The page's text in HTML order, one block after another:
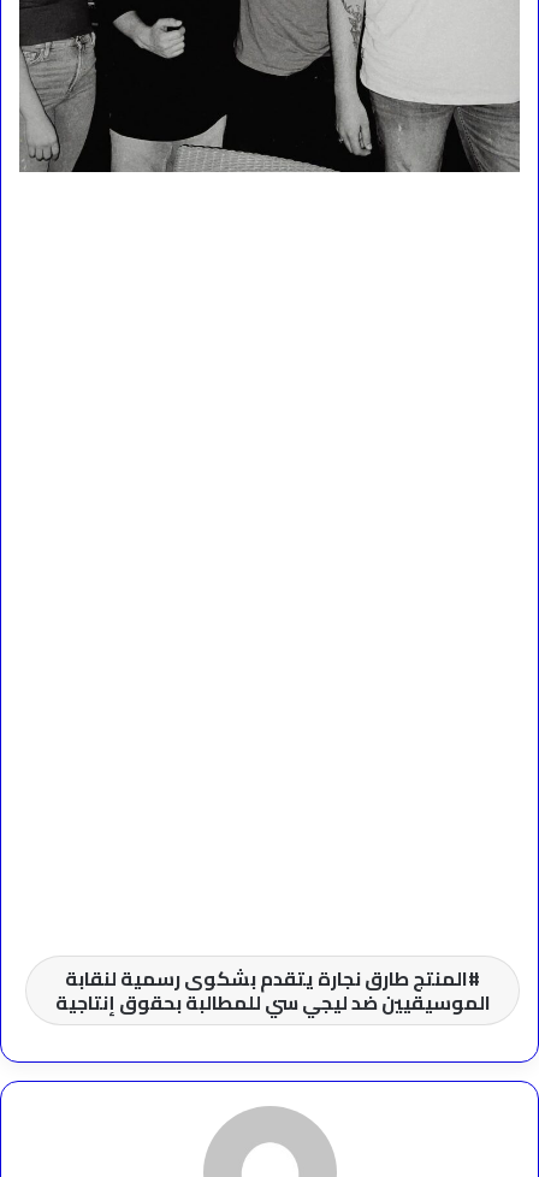
المنتج طارق نجارة يتقدم بشكوى رسمية لنقابة
الموسيقيين ضد ليجي سي للمطالبة بحقوق إنتاجية